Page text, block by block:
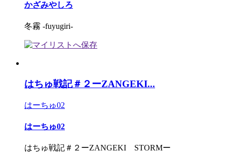
かざみやしろ
冬霧 -fuyugiri-
はちゅ戦記＃２ーZANGEKI...
はーちゅ02
はーちゅ02
はちゅ戦記＃２ーZANGEKI STORMー